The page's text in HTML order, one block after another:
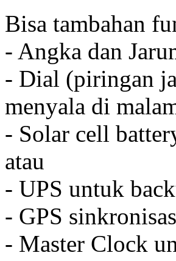
Bisa tambahan
- Angka dan
- Dial (piringan
menyala di
- Solar cell
atau
- UPS untuk
- GPS
- Master Clock